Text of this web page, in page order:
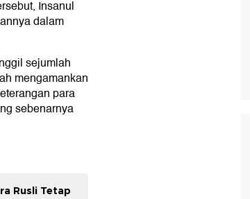
Insanul
dalam
sejumlah
mengamankan
para
sebenarnya
Rusli Tetap